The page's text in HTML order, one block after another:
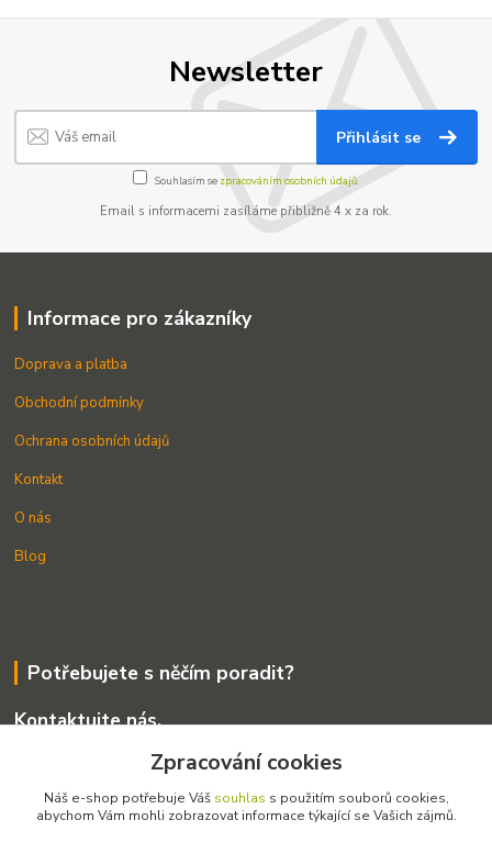
Newsletter
Přihlásit se
Souhlasím se zpracováním osobních údajů.
Email s informacemi zasíláme přibližně 4 x za rok.
Informace pro zákazníky
Doprava a platba
Obchodní podmínky
Ochrana osobních údajů
Kontakt
O nás
Blog
Potřebujete s něčím poradit?
Kontaktujte nás.
+420 775 255 326
info@amosek.cz
Zpracování cookies
Náš e-shop potřebuje Váš souhlas s použitím souborů cookies,
abychom Vám mohli zobrazovat informace týkající se Vašich zájmů.